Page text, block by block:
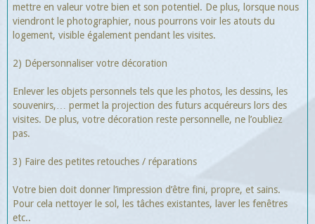
mettre en valeur votre bien et son potentiel. De plus, lorsque nous
viendront le photographier, nous pourrons voir les atouts du
logement, visible également pendant les visites.
2) Dépersonnaliser votre décoration
Enlever les objets personnels tels que les photos, les dessins, les
souvenirs,… permet la projection des futurs acquéreurs lors des
visites. De plus, votre décoration reste personnelle, ne l’oubliez
pas.
3) Faire des petites retouches / réparations
Votre bien doit donner l’impression d’être fini, propre, et sains.
Pour cela nettoyer le sol, les tâches existantes, laver les fenêtres
etc..